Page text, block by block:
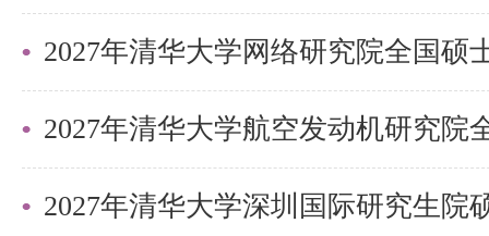
景，承担多项国家级、省部级科
高，多次获得各类荣誉称号，毕
校博士项目及航天科工院所、华
仪器科学与技术：
2027年清华大学深圳国际研究生院